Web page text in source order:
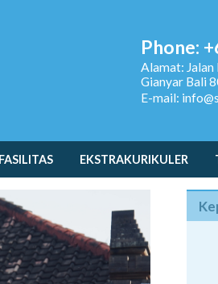
Phone:
Alamat:
Gianyar Bali
E-mail:
FASILITAS EKSTRAKURIKULER